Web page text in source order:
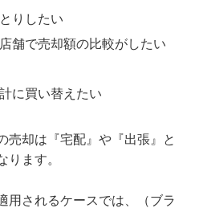
りしたい
舗で売却額の比較がしたい
に買い替えたい
売却は『宅配』や『出張』と
ります。
用されるケースでは、（ブラ